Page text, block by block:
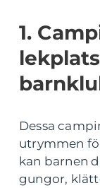
1.
Dessa
utrymmen
kan barnen
gungor,